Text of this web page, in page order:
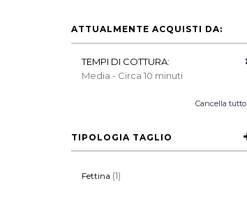
ATTUALMENTE ACQUISTI DA:
TEMPI DI COTTURA:
Media - Circa 10 minuti
Cancella tutto
TIPOLOGIA TAGLIO
Fettina (1)